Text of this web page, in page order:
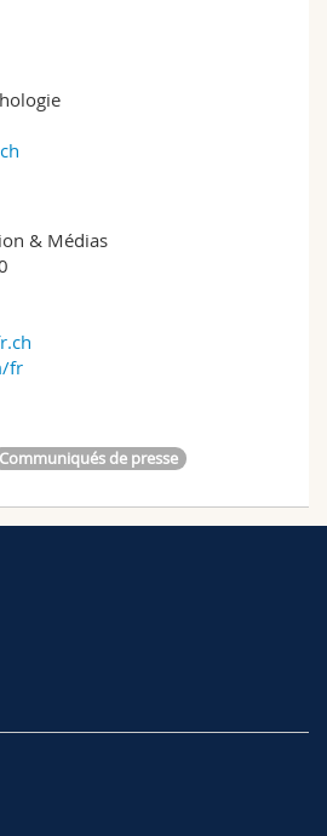
& Médias
fr
Communiqués de presse